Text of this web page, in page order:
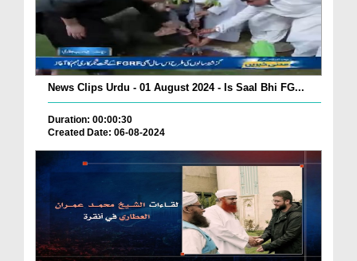
News Clips Urdu - 01 August 2024 - Is Saal Bhi FG...
Duration: 00:00:30
Created Date: 06-08-2024